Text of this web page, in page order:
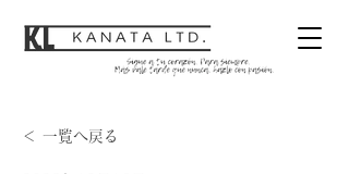
＜ 一覧へ戻る